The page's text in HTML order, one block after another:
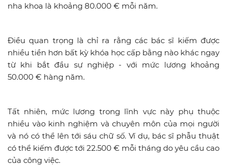
nha khoa là khoảng 80.000 € mỗi năm.
Điều quan trọng là chỉ ra rằng các bác sĩ kiếm được
nhiều tiền hơn bất kỳ khóa học cấp bằng nào khác ngay
từ khi bắt đầu sự nghiệp - với mức lương khoảng
50.000 € hàng năm.
Tất nhiên, mức lương trong lĩnh vực này phụ thuộc
nhiều vào kinh nghiệm và chuyên môn của mọi người
và nó có thể lên tới sáu chữ số. Ví dụ, bác sĩ phẫu thuật
có thể kiếm được tới 22.500 € mỗi tháng do yêu cầu cao
của công việc.